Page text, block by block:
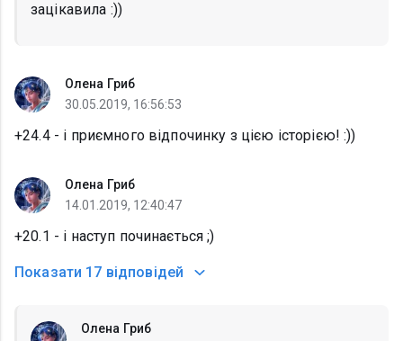
зацікавила :))
Олена Гриб
30.05.2019, 16:56:53
+24.4 - і приємного відпочинку з цією історією! :))
Олена Гриб
14.01.2019, 12:40:47
+20.1 - і наступ починається ;)
Показати 17 відповідей
Олена Гриб